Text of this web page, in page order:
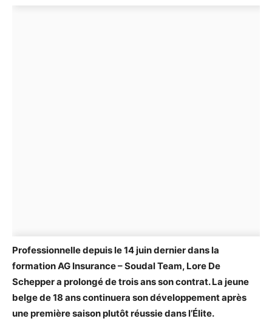
Professionnelle depuis le 14 juin dernier dans la
formation AG Insurance – Soudal Team, Lore De
Schepper a prolongé de trois ans son contrat. La jeune
belge de 18 ans continuera son développement après
une première saison plutôt réussie dans l’Élite.